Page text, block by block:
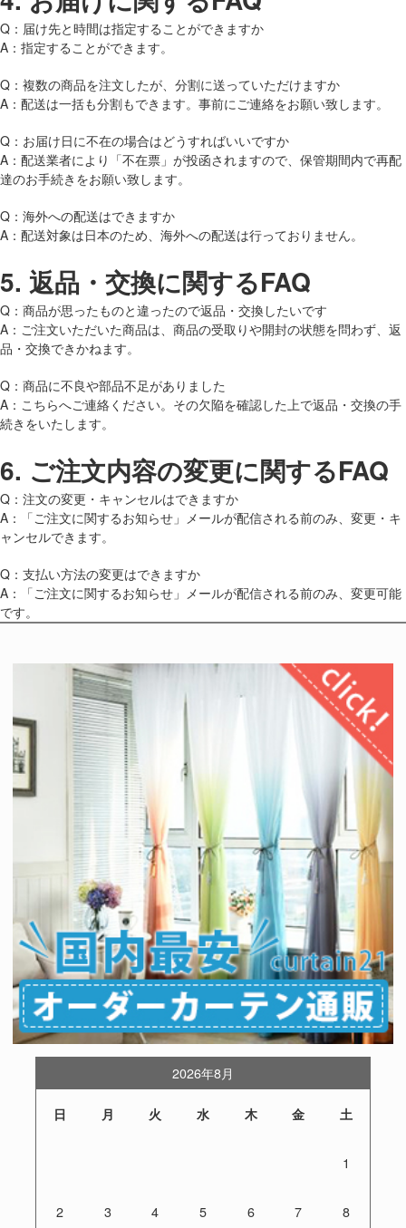
Q：届け先と時間は指定することができますか
A：指定することができます。
Q：複数の商品を注文したが、分割に送っていただけますか
A：配送は一括も分割もできます。事前にご連絡をお願い致します。
Q：お届け日に不在の場合はどうすればいいですか
A：配送業者により「不在票」が投函されますので、保管期間内で再配
達のお手続きをお願い致します。
Q：海外への配送はできますか
A：配送対象は日本のため、海外への配送は行っておりません。
5. 返品・交換に関するFAQ
Q：商品が思ったものと違ったので返品・交換したいです
A：ご注文いただいた商品は、商品の受取りや開封の状態を問わず、返
品・交換できかねます。
Q：商品に不良や部品不足がありました
A：こちらへご連絡ください。その欠陥を確認した上で返品・交換の手
続きをいたします。
6. ご注文内容の変更に関するFAQ
Q：注文の変更・キャンセルはできますか
A：「ご注文に関するお知らせ」メールが配信される前のみ、変更・キ
ャンセルできます。
Q：支払い方法の変更はできますか
A：「ご注文に関するお知らせ」メールが配信される前のみ、変更可能
です。
2026年8月
日 月 火 水 木 金 土
1
2 3 4 5 6 7 8